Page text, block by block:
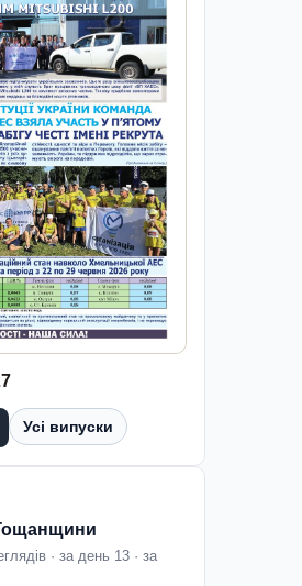
Усі випуски
· за день 13 · за